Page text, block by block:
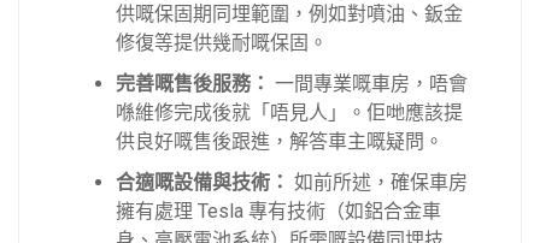
供嘅保固期同埋範圍，例如對噴油、鈑金
修復等提供幾耐嘅保固。
完善嘅售後服務： 一間專業嘅車房，唔會
喺維修完成後就「唔見人」。佢哋應該提
供良好嘅售後跟進，解答車主嘅疑問。
合適嘅設備與技術： 如前所述，確保車房
擁有處理 Tesla 專有技術（如鋁合金車